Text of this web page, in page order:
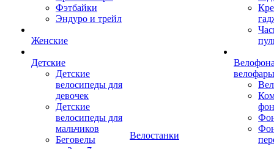
Фэтбайки
Эндуро и трейл
Женские
Детские
Детские
велосипеды для
девочек
Детские
велосипеды для
мальчиков
Беговелы
Велостанки
велофары